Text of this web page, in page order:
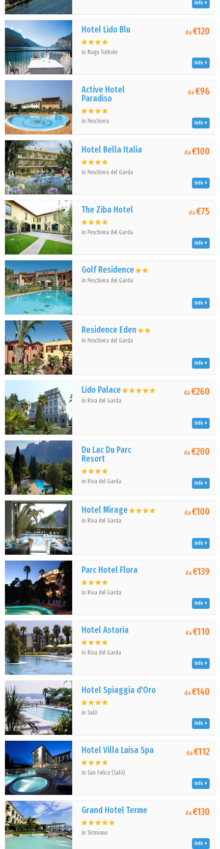
Info
Hotel Lido Blu
in Nago Torbole
da€120
Info
Active Hotel
Paradiso
in Peschiera
da€96
Info
Hotel Bella Italia
in Peschiera del Garda
da€100
Info
The Ziba Hotel
in Peschiera del Garda
da€75
Info
Golf Residence
in Peschiera del Garda
Info
Residence Eden
in Peschiera del Garda
Info
Lido Palace
in Riva del Garda
da€260
Info
Du Lac Du Parc
Resort
in Riva del Garda
da€200
Info
Hotel Mirage
in Riva del Garda
da€100
Info
Parc Hotel Flora
in Riva del Garda
da€139
Info
Hotel Astoria
in Riva del Garda
da€110
Info
Hotel Spiaggia d'Oro
in Salò
da€140
Info
Hotel Villa Luisa Spa
in San Felice (Salò)
da€112
Info
Grand Hotel Terme
in Sirmione
da€130
Info